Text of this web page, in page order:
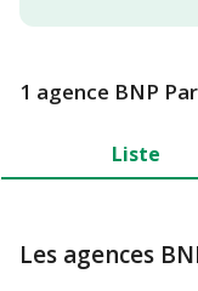
1 agence BNP
Liste
Les agences